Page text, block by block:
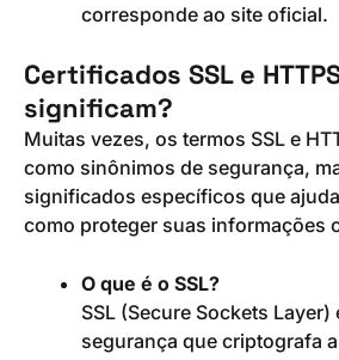
corresponde ao site oficial.
Certificados SSL e
significam?
Muitas vezes, os termos SSL e
como sinônimos de segurança,
significados específicos que
como proteger suas informações
O que é o SSL?
SSL (Secure Sockets
segurança que criptografa